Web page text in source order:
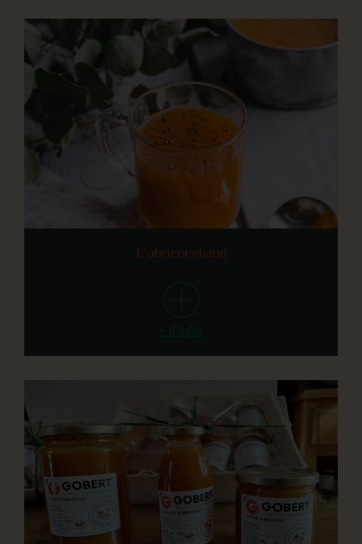
L’abricot chaud